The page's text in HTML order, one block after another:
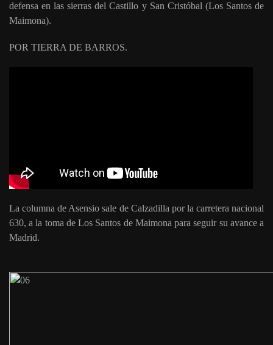
defensa en las sierras del Castillo y San Cristóbal (Los Santos de
Maimona).
POR TIERRA DE BARROS.
La columna de Asensio sale de Calzadilla por la carretera nacional
630, a la toma de Los Santos de Maimona para seguir su avance a
Madrid.